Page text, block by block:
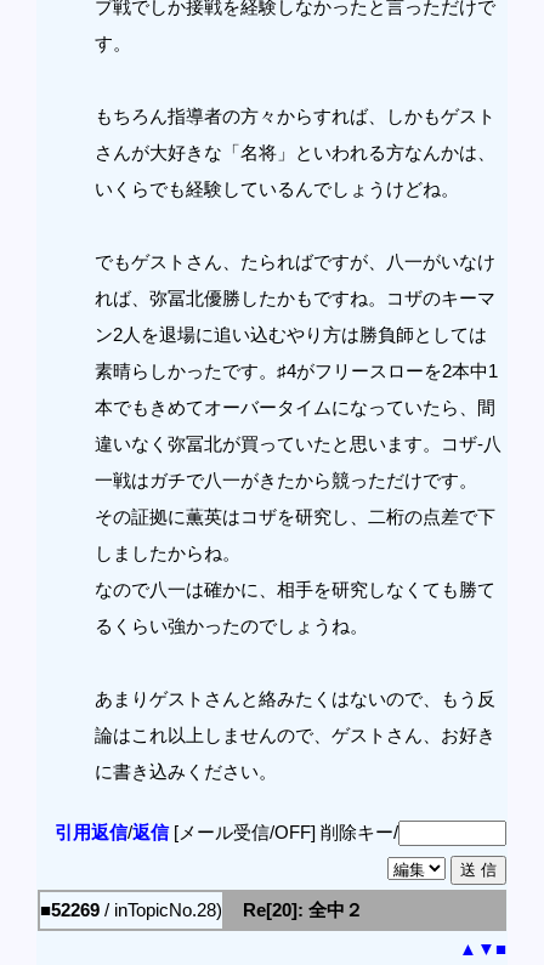
プ戦でしか接戦を経験しなかったと言っただけで
す。
もちろん指導者の方々からすれば、しかもゲスト
さんが大好きな「名将」といわれる方なんかは、
いくらでも経験しているんでしょうけどね。
でもゲストさん、たらればですが、八一がいなけ
れば、弥冨北優勝したかもですね。コザのキーマ
ン2人を退場に追い込むやり方は勝負師としては
素晴らしかったです。♯4がフリースローを2本中1
本でもきめてオーバータイムになっていたら、間
違いなく弥冨北が買っていたと思います。コザ-八
一戦はガチで八一がきたから競っただけです。
その証拠に薫英はコザを研究し、二桁の点差で下
しましたからね。
なので八一は確かに、相手を研究しなくても勝て
るくらい強かったのでしょうね。
あまりゲストさんと絡みたくはないので、もう反
論はこれ以上しませんので、ゲストさん、お好き
に書き込みください。
引用返信/返信[メール受信/OFF] 削除キー/
■52269 / inTopicNo.28)
Re[20]: 全中２
▲ ▼■